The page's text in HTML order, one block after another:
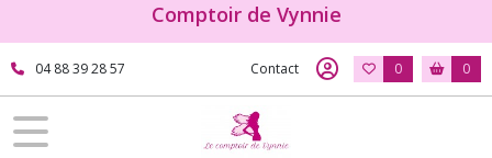
Comptoir de Vynnie
04 88 39 28 57 Contact 0 0